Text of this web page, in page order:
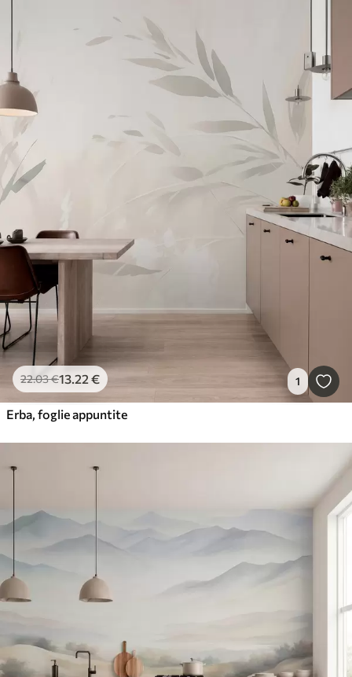
22.03€13.22 € 1
Erba, foglie appuntite